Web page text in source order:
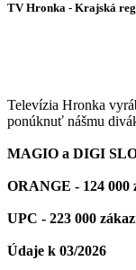
TV Hronka - Krajská
Televízia Hronka
ponúknuť nášmu
MAGIO a DIGI
ORANGE - 124 000
UPC - 223 000
Údaje k 03/2026